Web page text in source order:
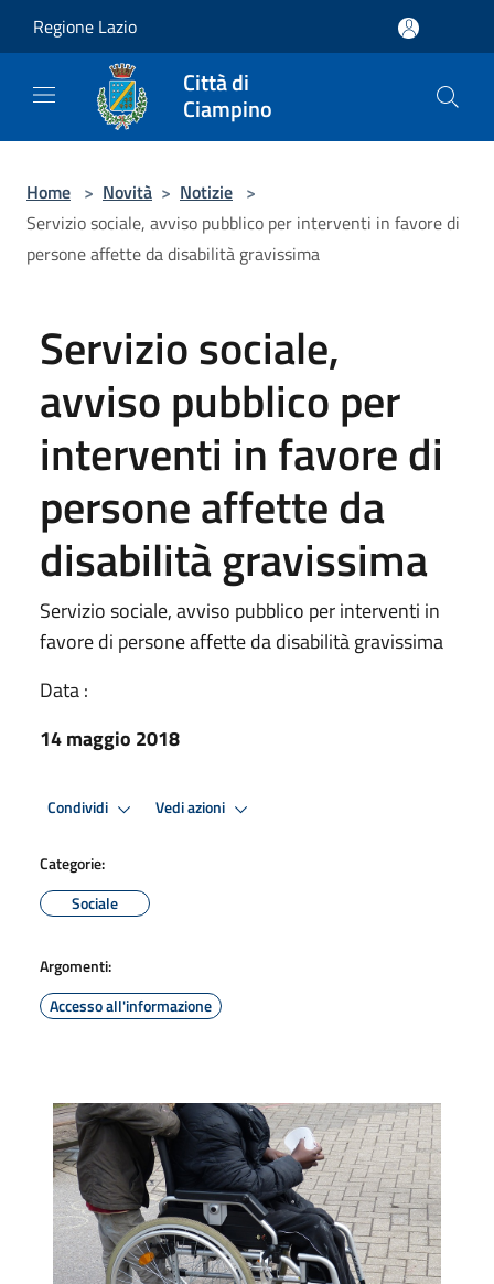
Regione Lazio
Città di
Ciampino
Home > Novità > Notizie >
Servizio sociale, avviso pubblico per interventi in favore di
persone affette da disabilità gravissima
Servizio sociale,
avviso pubblico per
interventi in favore di
persone affette da
disabilità gravissima
Servizio sociale, avviso pubblico per interventi in
favore di persone affette da disabilità gravissima
Data :
14 maggio 2018
Condividi Vedi azioni
Categorie:
Sociale
Argomenti:
Accesso all'informazione